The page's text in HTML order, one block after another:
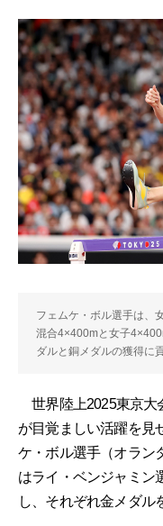
フェムケ・ボル選手は、
混合4×400mと女子
ダルと銅メダルの獲得に
世界陸上2025東京大
が目覚ましい活躍を見
ケ・ボル選手（オラン
はライ・ベンジャミン
し、それぞれ金メダル